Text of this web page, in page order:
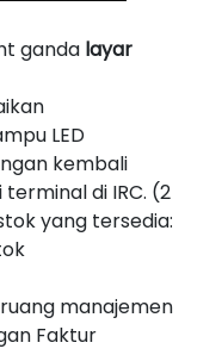
ganda layar
LED
kembali
di IRC. (2
yang tersedia:
manajemen
Faktur